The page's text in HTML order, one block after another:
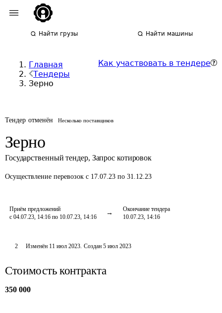
Найти грузы Найти машины
Главная
Тендеры
Зерно
Как участвовать в тендере
Тендер отменён Несколько поставщиков
Зерно
Государственный тендер, Запрос котировок
Осуществление перевозок с 17.07.23 по 31.12.23
Приём предложений
с 04.07.23, 14:16 по 10.07.23, 14:16
Окончание тендера
10.07.23, 14:16
2 Изменён 11 июл 2023. Создан 5 июл 2023
Стоимость контракта
350 000